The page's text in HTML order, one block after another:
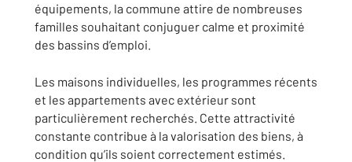
équipements, la commune attire de nombreuses
familles souhaitant conjuguer calme et proximité
des bassins d’emploi.
Les maisons individuelles, les programmes récents
et les appartements avec extérieur sont
particulièrement recherchés. Cette attractivité
constante contribue à la valorisation des biens, à
condition qu’ils soient correctement estimés.